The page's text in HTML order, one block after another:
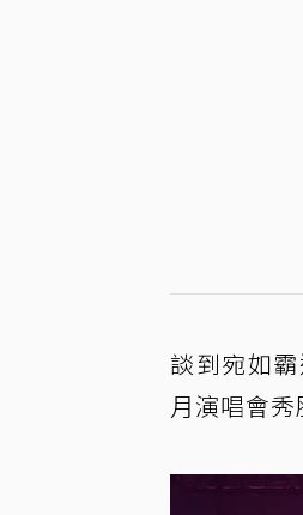
談到宛如
月演唱會